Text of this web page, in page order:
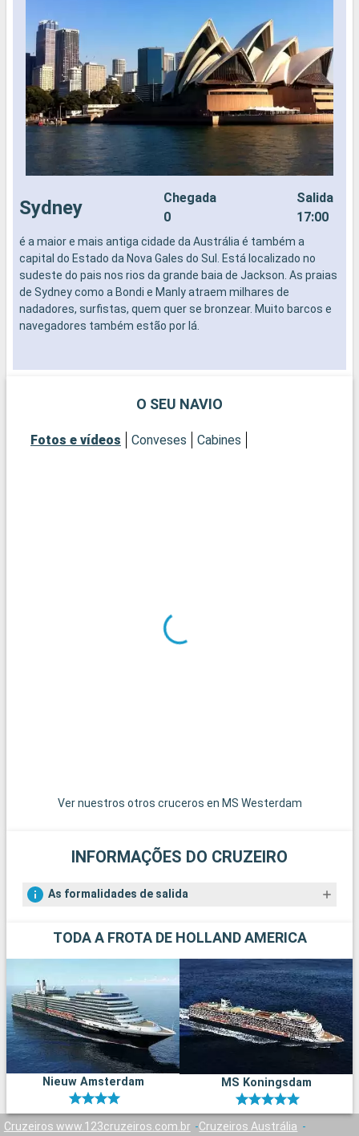
Sydney
Chegada
0
Salida
17:00
é a maior e mais antiga cidade da Austrália é também a
capital do Estado da Nova Gales do Sul. Está localizado no
sudeste do pais nos rios da grande baia de Jackson. As praias
de Sydney como a Bondi e Manly atraem milhares de
nadadores, surfistas, quem quer se bronzear. Muito barcos e
navegadores também estão por lá.
O SEU NAVIO
Fotos e vídeos Conveses Cabines
Ver nuestros otros cruceros en MS Westerdam
INFORMAÇÕES DO CRUZEIRO
As formalidades de salida
TODA A FROTA DE HOLLAND AMERICA
Nieuw Amsterdam MS Koningsdam
Cruzeiros www.123cruzeiros.com.br
Cruzeiros Austrália